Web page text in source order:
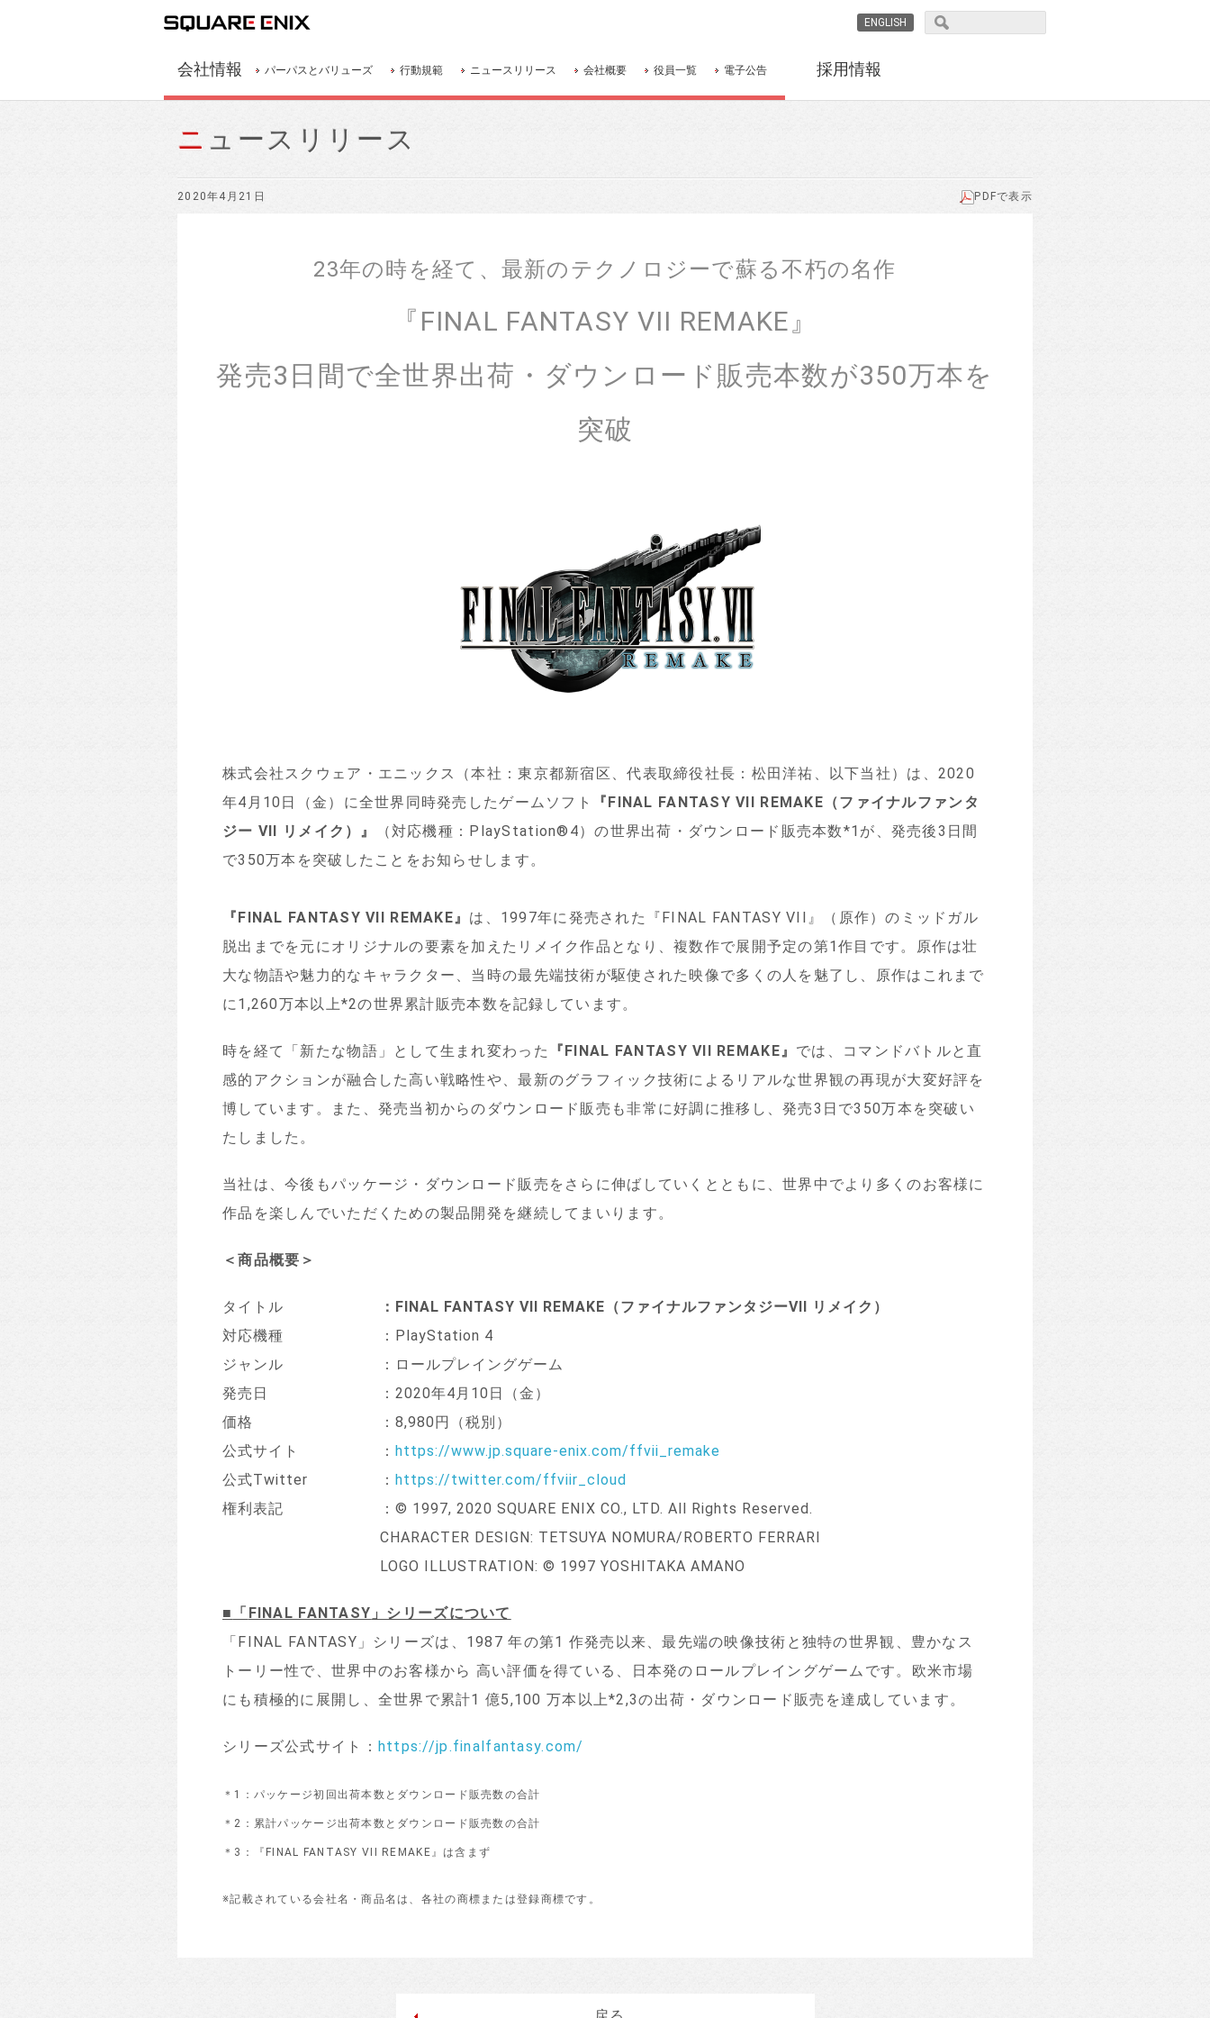
ENGLISH
会社情報 パーパスとバリューズ 行動規範 ニュースリリース 会社概要 役員一覧 電子公告 採用情報
ニュースリリース
2020年4月21日 PDFで表示
23年の時を経て、最新のテクノロジーで蘇る不朽の名作
『FINAL FANTASY VII REMAKE』
発売3日間で全世界出荷・ダウンロード販売本数が350万本を
突破
株式会社スクウェア・エニックス（本社：東京都新宿区、代表取締役社長：松田洋祐、以下当社）は、2020
年4月10日（金）に全世界同時発売したゲームソフト
『FINAL FANTASY VII REMAKE （ファイナルファンタ
ジー VII リメイク）』 （対応機種：PlayStation®4）の世界出荷・ダウンロード販売本数*1 が、発売後3日間
で350万本を突破したことをお知らせします。
『FINAL FANTASY VII REMAKE』 は、1997年に発売された『FINAL FANTASY VII』（原作）のミッドガル
脱出までを元にオリジナルの要素を加えたリメイク作品となり、複数作で展開予定の第1作目です。原作は壮
大な物語や魅力的なキャラクター、当時の最先端技術が駆使された映像で多くの人を魅了し、原作はこれまで
に1,260万本以上*2の世界累計販売本数を記録しています。
時を経て「新たな物語」として生まれ変わった 『FINAL FANTASY VII REMAKE』 では、コマンドバトルと直
感的アクションが融合した高い戦略性や、最新のグラフィック技術によるリアルな世界観の再現が大変好評を
博しています。また、発売当初からのダウンロード販売も非常に好調に推移し、発売3日で350万本を突破い
たしました。
当社は、今後もパッケージ・ダウンロード販売をさらに伸ばしていくとともに、世界中でより多くのお客様に
作品を楽しんでいただくための製品開発を継続してまいります。
＜商品概要 ＞
タイトル ： FINAL FANTASY VII REMAKE （ファイナルファンタジーVII リメイク）
対応機種
：PlayStation 4
ジャンル
：ロールプレイングゲーム
発売日
：2020年4月10日（金）
価格
：8,980円（税別）
公式サイト
： https://www.jp.square-enix.com/ffvii_remake
公式Twitter
： https://twitter.com/ffviir_cloud
権利表記
：© 1997, 2020 SQUARE ENIX CO., LTD. All Rights Reserved.
CHARACTER DESIGN: TETSUYA NOMURA/ROBERTO FERRARI
LOGO ILLUSTRATION: © 1997 YOSHITAKA AMANO
■ 「 FINAL FANTASY 」シリーズについて
「FINAL FANTASY」シリーズは、1987 年の第1 作発売以来、最先端の映像技術と独特の世界観、豊かなス
トーリー性で、世界中のお客様から 高い評価を得ている、日本発のロールプレイングゲームです。欧米市場
にも積極的に展開し、全世界で累計1 億5,100 万本以上*2,3の出荷・ダウンロード販売を達成しています。
シリーズ公式サイト： https://jp.finalfantasy.com/
＊1：パッケージ初回出荷本数とダウンロード販売数の合計
＊2：累計パッケージ出荷本数とダウンロード販売数の合計
＊3：『FINAL FANTASY VII REMAKE』は含まず
※記載されている会社名・商品名は、各社の商標または登録商標です。